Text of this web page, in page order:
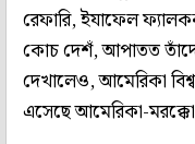
রেফারি, ইযাফেল
কোচ দেশঁ, আপাতত
দেখালেও, আমেরিকা
এসেছে আমেরিকা-মরক্কো